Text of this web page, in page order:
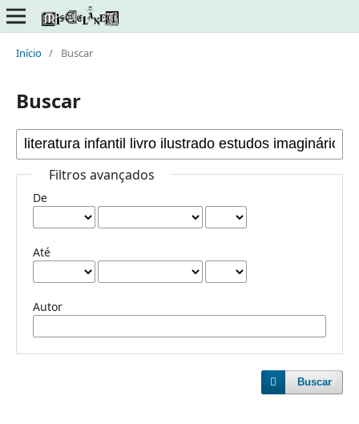
Início / Buscar
Buscar
Filtros avançados
De
Até
Autor
Buscar